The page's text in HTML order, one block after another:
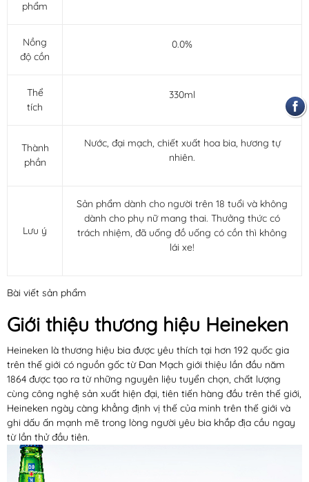
phẩm
Nồng
độ cồn
0.0%
Thể
tích
330ml
Thành
phần
Nước, đại mạch, chiết xuất hoa bia, hương tự
nhiên.
Lưu ý
Sản phẩm dành cho người trên 18 tuổi và không
dành cho phụ nữ mang thai. Thưởng thức có
trách nhiệm, đã uống đồ uống có cồn thì không
lái xe!
Bài viết sản phẩm
Giới thiệu thương hiệu Heineken
Heineken là thương hiệu bia được yêu thích tại hơn 192 quốc gia
trên thế giới có nguồn gốc từ Đan Mạch giới thiệu lần đầu năm
1864 được tạo ra từ những nguyên liệu tuyển chọn, chất lượng
cùng công nghệ sản xuất hiện đại, tiên tiến hàng đầu trên thế giới,
Heineken ngày càng khẳng định vị thế của minh trên thế giới và
ghi dấu ấn mạnh mẽ trong lòng người yêu bia khắp địa cầu ngay
từ lần thử đầu tiên.